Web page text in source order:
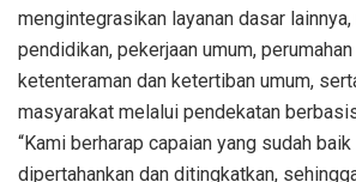
mengintegrasikan layanan dasar
pendidikan, pekerjaan umum,
ketenteraman dan ketertiban umum,
masyarakat melalui pendekatan
“Kami berharap capaian yang sudah
dipertahankan dan ditingkatkan,